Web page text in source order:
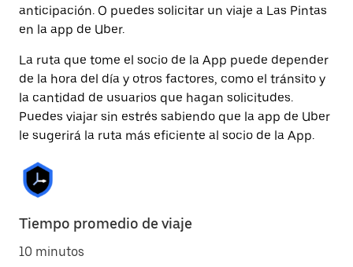
anticipación. O puedes solicitar un viaje a Las Pintas
en la app de Uber.
La ruta que tome el socio de la App puede depender
de la hora del día y otros factores, como el tránsito y
la cantidad de usuarios que hagan solicitudes.
Puedes viajar sin estrés sabiendo que la app de Uber
le sugerirá la ruta más eficiente al socio de la App.
Tiempo promedio de viaje
10 minutos